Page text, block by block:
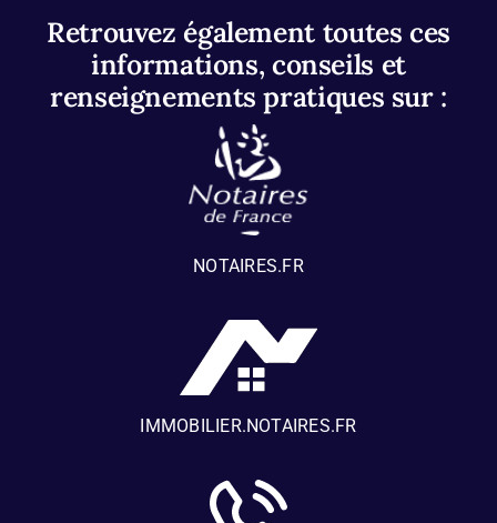
Retrouvez également toutes ces
informations, conseils et
renseignements pratiques sur :
NOTAIRES.FR
IMMOBILIER.NOTAIRES.FR